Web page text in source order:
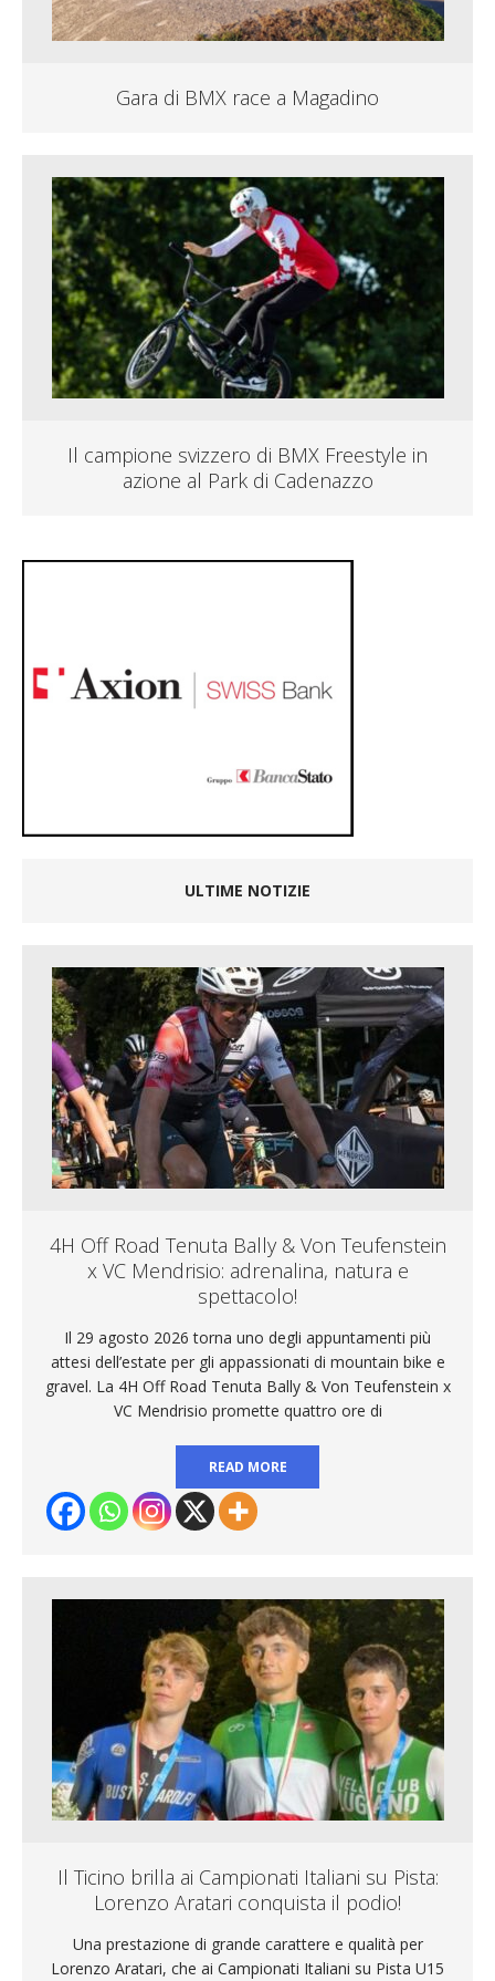
Gara di BMX race a Magadino
Il campione svizzero di BMX Freestyle in
azione al Park di Cadenazzo
ULTIME NOTIZIE
4H Off Road Tenuta Bally & Von Teufenstein
x VC Mendrisio: adrenalina, natura e
spettacolo!
Il 29 agosto 2026 torna uno degli appuntamenti più
attesi dell’estate per gli appassionati di mountain bike e
gravel. La 4H Off Road Tenuta Bally & Von Teufenstein x
VC Mendrisio promette quattro ore di
READ MORE
Il Ticino brilla ai Campionati Italiani su Pista:
Lorenzo Aratari conquista il podio!
Una prestazione di grande carattere e qualità per
Lorenzo Aratari, che ai Campionati Italiani su Pista U15